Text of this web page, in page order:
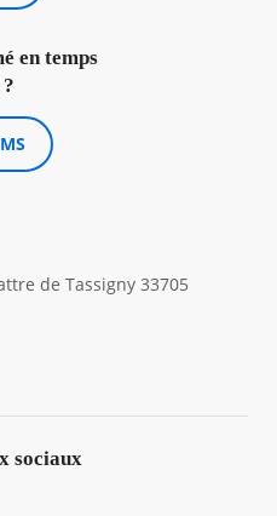
en temps
de Tassigny 33705
sociaux